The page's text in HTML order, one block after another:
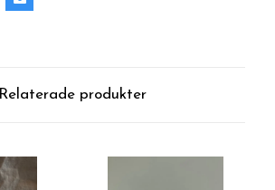
Relaterade produkter